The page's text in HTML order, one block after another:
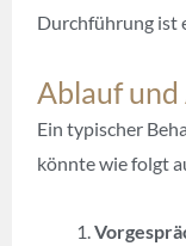
Durchführung ist
Ablauf und
Ein typischer
könnte wie folgt